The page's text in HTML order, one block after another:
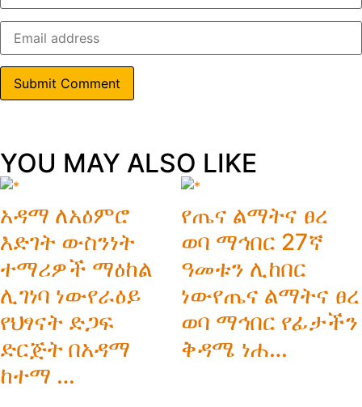
YOU MAY ALSO LIKE
አዳማ ለአዕምሮ
እድገት ውስንነት
ተማሪዎች ማዕከል
ሊገነባ ነውየራዕይ
የህፃናት ድጋፍ
ድርጅት በአዳማ
ከተማ …
የጤና ልማትና ፀረ
ወባ ማኅበር 27ኛ
ዓመቱን ሊከበር
ነውየጤና ልማትና ፀረ
ወባ ማኅበር የፊታችን
ቅዳሜ ነሐ…